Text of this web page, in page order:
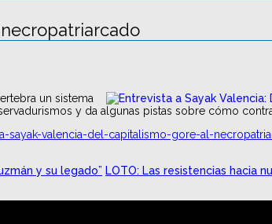
un sistema
y da algunas pistas sobre cómo
valencia-del-capitalismo-gore-al-
y su legado” LOTO: Las resistencias hacia